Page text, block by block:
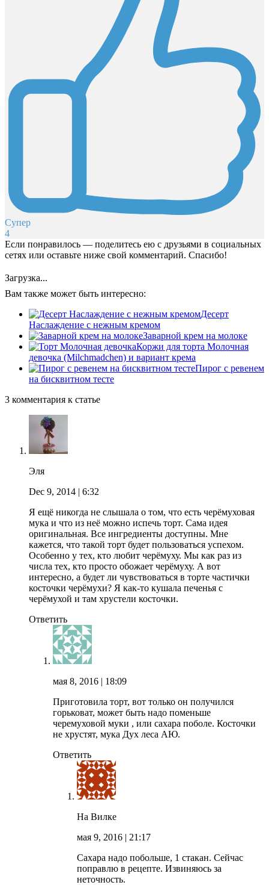
Супер
4
Если понравилось — поделитесь ею с друзьями в социальных
сетях или оставьте ниже свой комментарий. Спасибо!
Загрузка...
Вам также может быть интересно:
Десерт
Наслаждение с нежным кремом
Заварной крем на молоке
Коржи для торта Молочная
девочка (Milchmadchen) и вариант крема
Пирог с ревенем
на бисквитном тесте
3 комментария к статье
Эля
Dec 9, 2014 | 6:32
Я ещё никогда не слышала о том, что есть черёмуховая
мука и что из неё можно испечь торт. Сама идея
оригинальная. Все ингредиенты доступны. Мне
кажется, что такой торт будет пользоваться успехом.
Особенно у тех, кто любит черёмуху. Мы как раз из
числа тех, кто просто обожает черёмуху. А вот
интересно, а будет ли чувствоваться в торте частички
косточки черёмухи? Я как-то кушала печенья с
черёмухой и там хрустели косточки.
Ответить
мая 8, 2016 | 18:09
Приготовила торт, вот только он получился
горьковат, может быть надо поменьше
черемуховой муки , или сахара поболе. Косточки
не хрустят, мука Дух леса АЮ.
Ответить
На Вилке
мая 9, 2016 | 21:17
Сахара надо побольше, 1 стакан. Сейчас
поправлю в рецепте. Извиняюсь за
неточность.